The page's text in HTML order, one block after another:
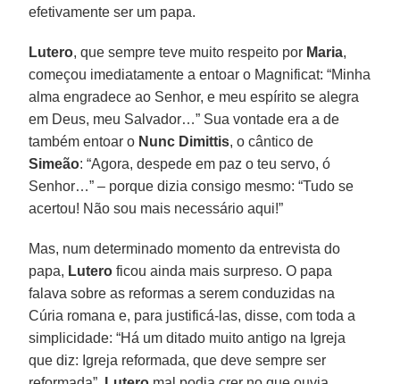
efetivamente ser um papa.
Lutero, que sempre teve muito respeito por Maria,
começou imediatamente a entoar o Magnificat: “Minha
alma engradece ao Senhor, e meu espírito se alegra
em Deus, meu Salvador…” Sua vontade era a de
também entoar o Nunc Dimittis, o cântico de
Simeão: “Agora, despede em paz o teu servo, ó
Senhor…” – porque dizia consigo mesmo: “Tudo se
acertou! Não sou mais necessário aqui!”
Mas, num determinado momento da entrevista do
papa, Lutero ficou ainda mais surpreso. O papa
falava sobre as reformas a serem conduzidas na
Cúria romana e, para justificá-las, disse, com toda a
simplicidade: “Há um ditado muito antigo na Igreja
que diz: Igreja reformada, que deve sempre ser